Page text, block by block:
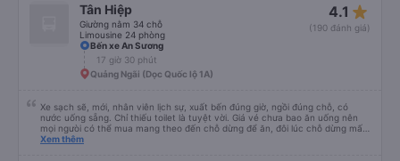
Tân Hiệp
Giường nằm 34 chỗ
Limousine 24 phòng
4.1 star_rate
(190 đánh giá)
Bến xe An Sương
17 giờ 30 phút
Quảng Ngãi (Dọc Quốc lộ 1A)
Xe sạch sẽ, mới, nhân viên lịch sự, xuất bến đúng giờ, ngồi đúng chỗ, có
nước uống sẵng. Chỉ thiếu toilet là tuyệt vời. Giá vé chưa bao ăn uống nên
mọi ngưòi có thể mua mang theo đến chỗ dừng để ăn, đôi lúc chỗ dừng mấy
món bạn ko thích hoặc giá cả hơi cao! Còn lại nhà xe rất ok, nên đi.
Xem thêm